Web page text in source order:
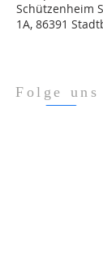
Schützenheim
1A, 86391
Folge uns